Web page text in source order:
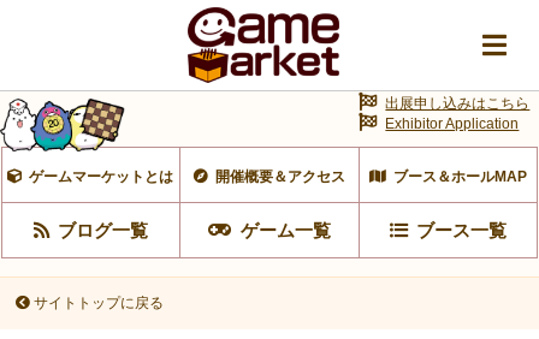
ゲームマーケットとは 開催概要＆アクセス ブース＆ホールMAP
ブログ一覧 ゲーム一覧 ブース一覧
出展申し込みはこちら
Exhibitor Application
サイトトップに戻る